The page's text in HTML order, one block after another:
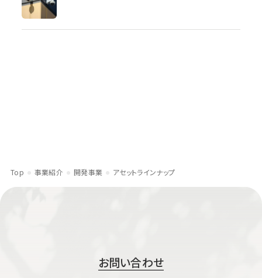
Top 事業紹介 開発事業 アセットラインナップ
お問い合わせ